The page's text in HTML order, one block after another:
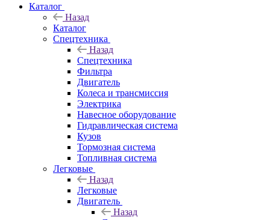
Каталог
Назад
Каталог
Спецтехника
Назад
Спецтехника
Фильтра
Двигатель
Колеса и трансмиссия
Электрика
Навесное оборудование
Гидравлическая система
Кузов
Тормозная система
Топливная система
Легковые
Назад
Легковые
Двигатель
Назад